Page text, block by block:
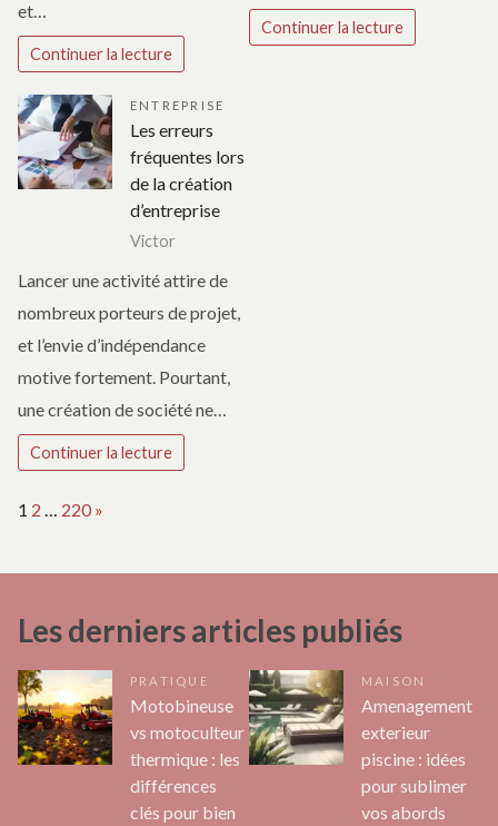
et…
Continuer la lecture
Continuer la lecture
ENTREPRISE
Les erreurs
fréquentes lors
de la création
d’entreprise
Victor
Lancer une activité attire de
nombreux porteurs de projet,
et l’envie d’indépendance
motive fortement. Pourtant,
une création de société ne…
Continuer la lecture
Page:
1 2 … 220 Next
»
Les derniers articles publiés
PRATIQUE
Motobineuse
vs motoculteur
thermique : les
différences
clés pour bien
MAISON
Amenagement
exterieur
piscine : idées
pour sublimer
vos abords